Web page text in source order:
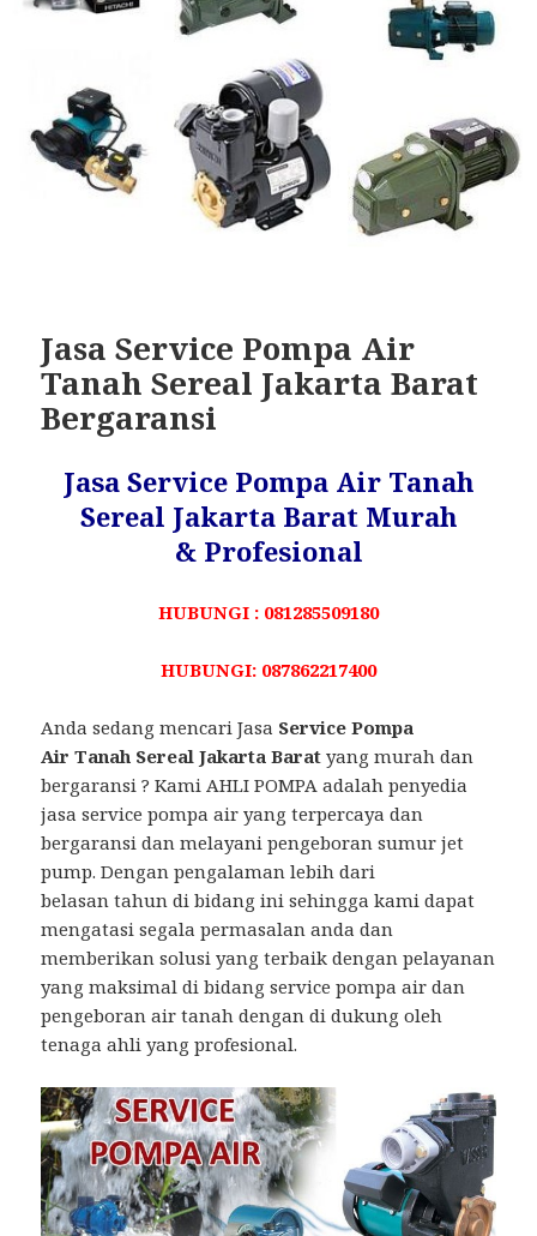
Jasa Service Pompa Air
Tanah Sereal Jakarta Barat
Bergaransi
Jasa Service Pompa Air Tanah
Sereal Jakarta Barat Murah
& Profesional
HUBUNGI : 081285509180
HUBUNGI: 087862217400
Anda sedang mencari Jasa Service Pompa
Air Tanah Sereal Jakarta Barat yang murah dan
bergaransi ? Kami AHLI POMPA adalah penyedia
jasa service pompa air yang terpercaya dan
bergaransi dan melayani pengeboran sumur jet
pump. Dengan pengalaman lebih dari
belasan tahun di bidang ini sehingga kami dapat
mengatasi segala permasalan anda dan
memberikan solusi yang terbaik dengan pelayanan
yang maksimal di bidang service pompa air dan
pengeboran air tanah dengan di dukung oleh
tenaga ahli yang profesional.